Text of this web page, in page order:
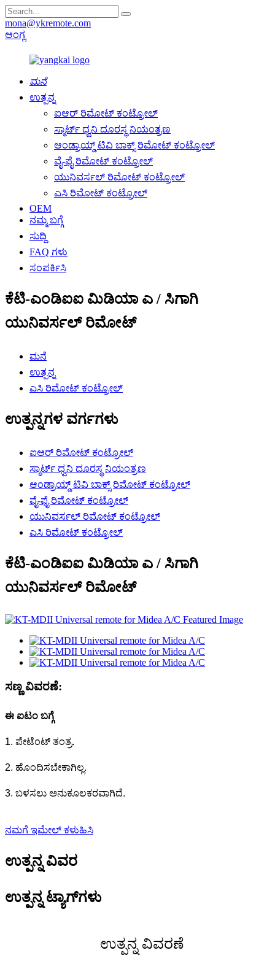
mona@ykremote.com
ಆಂಗ್ಲ
ಮನೆ
ಉತ್ಪನ್ನ
ಐಆರ್ ರಿಮೋಟ್ ಕಂಟ್ರೋಲ್
ಸ್ಮಾರ್ಟ್ ಧ್ವನಿ ದೂರಸ್ಥ ನಿಯಂತ್ರಣ
ಆಂಡ್ರಾಯ್ಡ್ ಟಿವಿ ಬಾಕ್ಸ್ ರಿಮೋಟ್ ಕಂಟ್ರೋಲ್
ವೈ-ಫೈ ರಿಮೋಟ್ ಕಂಟ್ರೋಲ್
ಯುನಿವರ್ಸಲ್ ರಿಮೋಟ್ ಕಂಟ್ರೋಲ್
ಎಸಿ ರಿಮೋಟ್ ಕಂಟ್ರೋಲ್
OEM
ನಮ್ಮ ಬಗ್ಗೆ
ಸುದ್ದಿ
FAQ ಗಳು
ಸಂಪರ್ಕಿಸಿ
ಕೆಟಿ-ಎಂಡಿಐಐ ಮಿಡಿಯಾ ಎ / ಸಿಗಾಗಿ
ಯುನಿವರ್ಸಲ್ ರಿಮೋಟ್
ಮನೆ
ಉತ್ಪನ್ನ
ಎಸಿ ರಿಮೋಟ್ ಕಂಟ್ರೋಲ್
ಉತ್ಪನ್ನಗಳ ವರ್ಗಗಳು
ಐಆರ್ ರಿಮೋಟ್ ಕಂಟ್ರೋಲ್
ಸ್ಮಾರ್ಟ್ ಧ್ವನಿ ದೂರಸ್ಥ ನಿಯಂತ್ರಣ
ಆಂಡ್ರಾಯ್ಡ್ ಟಿವಿ ಬಾಕ್ಸ್ ರಿಮೋಟ್ ಕಂಟ್ರೋಲ್
ವೈ-ಫೈ ರಿಮೋಟ್ ಕಂಟ್ರೋಲ್
ಯುನಿವರ್ಸಲ್ ರಿಮೋಟ್ ಕಂಟ್ರೋಲ್
ಎಸಿ ರಿಮೋಟ್ ಕಂಟ್ರೋಲ್
ಕೆಟಿ-ಎಂಡಿಐಐ ಮಿಡಿಯಾ ಎ / ಸಿಗಾಗಿ
ಯುನಿವರ್ಸಲ್ ರಿಮೋಟ್
ಸಣ್ಣ ವಿವರಣೆ:
ಈ ಐಟಂ ಬಗ್ಗೆ
1. ಪೇಟೆಂಟ್ ತಂತ್ರ.
2. ಹೊಂದಿಸಬೇಕಾಗಿಲ್ಲ.
3. ಬಳಸಲು ಅನುಕೂಲಕರವಾಗಿದೆ.
ನಮಗೆ ಇಮೇಲ್ ಕಳುಹಿಸಿ
ಉತ್ಪನ್ನ ವಿವರ
ಉತ್ಪನ್ನ ಟ್ಯಾಗ್‌ಗಳು
ಉತ್ಪನ್ನ ವಿವರಣೆ